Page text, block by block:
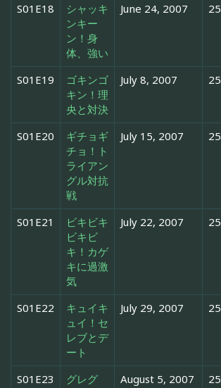
S01E18
シャッキ
ンキー
ン！身
体、強い
June 24, 2007 25
S01E19
ゴキンゴ
キン！理
央と対決
July 8, 2007 25
S01E20
ギチョギ
チョ！ト
ライアン
グル対抗
戦
July 15, 2007 25
S01E21
ビキビキ
ビキビ
キ！カゲ
キに過激
気
July 22, 2007 25
S01E22
キュイキ
ュイ！セ
レブとデ
ート
July 29, 2007 25
S01E23
グレグ
August 5, 2007 25